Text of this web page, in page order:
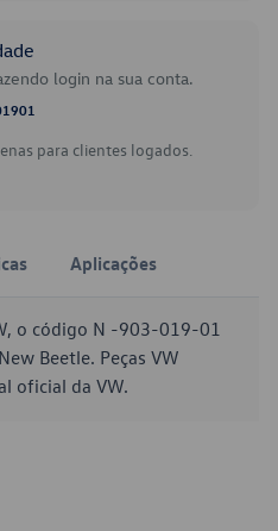
login na sua conta.
para clientes logados.
Aplicações
o código N -903-019-01
Beetle. Peças VW
oficial da VW.